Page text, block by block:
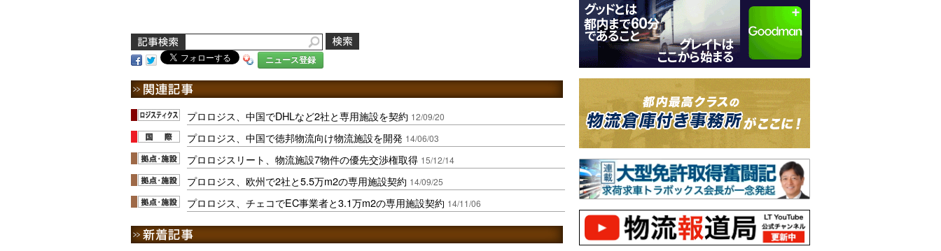
ニュース登録
プロロジス、中国でDHLなど2社と専用施設を契約 12/09/20
プロロジス、中国で徳邦物流向け物流施設を開発 14/06/03
プロロジスリート、物流施設7物件の優先交渉権取得 15/12/14
プロロジス、欧州で2社と5.5万m2の専用施設契約 14/09/25
プロロジス、チェコでEC事業者と3.1万m2の専用施設契約 14/11/06